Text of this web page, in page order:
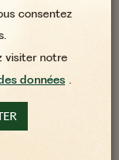
terre puis
yaourt grec,
consentez
visiter notre
données .